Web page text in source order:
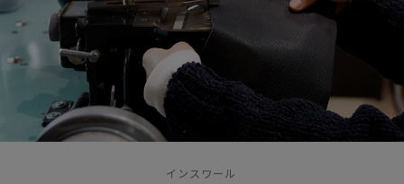
インスワール